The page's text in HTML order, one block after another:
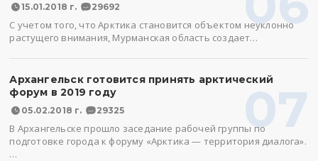
15.01.2018 г. 29692
С учетом того, что Арктика становится объектом неуклонно
растущего внимания, Мурманская область создает…
07
Архангельск готовится принять арктический
форум в 2019 году
05.02.2018 г. 29325
В Архангельске прошло заседание рабочей группы по
подготовке города к форуму «Арктика — территория диалога».
…